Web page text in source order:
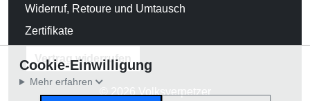
Widerruf, Retoure und Umtausch
Zertifikate
Vertrag widerrufen
© 2026 Volksverpetzer
Cookie-Einwilligung
Mehr erfahren